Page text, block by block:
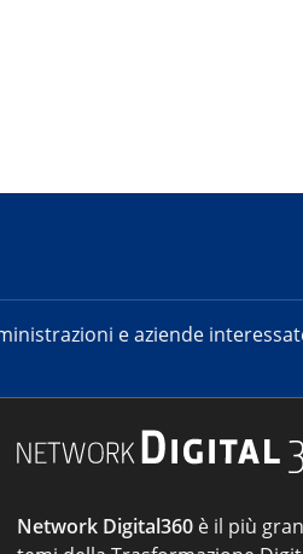
e aziende
Network Digital360 è il più